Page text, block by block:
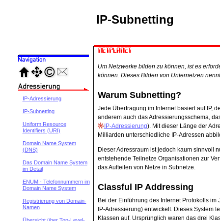
IP-Subnetting
IP-Adressierung
IP-Subnetting
Uniform Resource
Identifiers (URI)
Domain Name System
(DNS)
Das Domain Name System
im Detail
ENUM - Telefonnummern im
Domain Name System
Registrierung von Domain-
Namen
Um Netzwerke bilden zu können, ist es
können. Dieses Bilden von Unternetzen
Warum Subnetting?
Jede Übertragung im Internet basiert auf IP,
anderem auch das Adressierungsschema,
IP-Adressierung). Mit dieser Länge der
Milliarden unterschiedliche IP-Adressen
Dieser Adressraum ist jedoch kaum sinnvoll
entstehende Teilnetze Organisationen zur
das Aufteilen von Netze in Subnetze.
Classful IP Addressing
Bei der Einführung des Internet Protokolls
IP-Adressierung) entwickelt. Dieses System
Klassen auf. Ursprünglich waren das drei